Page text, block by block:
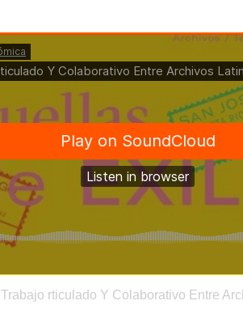
Trabajo rticulado Y Colaborativo Entre